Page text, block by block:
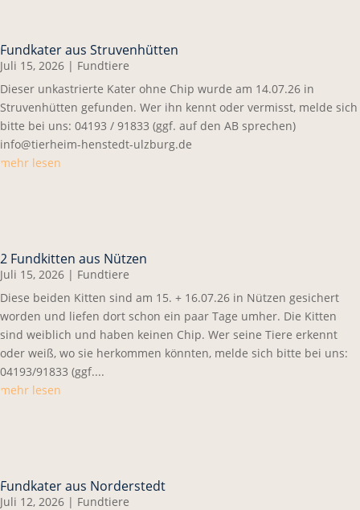
Fundkater aus Struvenhütten
Juli 15, 2026 | Fundtiere
Dieser unkastrierte Kater ohne Chip wurde am 14.07.26 in
Struvenhütten gefunden. Wer ihn kennt oder vermisst, melde sich
bitte bei uns: 04193 / 91833 (ggf. auf den AB sprechen)
info@tierheim-henstedt-ulzburg.de
mehr lesen
2 Fundkitten aus Nützen
Juli 15, 2026 | Fundtiere
Diese beiden Kitten sind am 15. + 16.07.26 in Nützen gesichert
worden und liefen dort schon ein paar Tage umher. Die Kitten
sind weiblich und haben keinen Chip. Wer seine Tiere erkennt
oder weiß, wo sie herkommen könnten, melde sich bitte bei uns:
04193/91833 (ggf....
mehr lesen
Fundkater aus Norderstedt
Juli 12, 2026 | Fundtiere